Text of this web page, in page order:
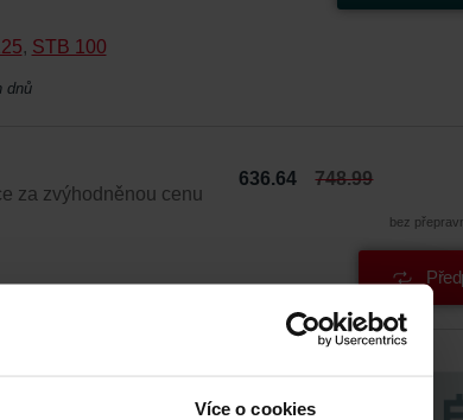
Více o cookies
, STB 100
dnů
za zvýhodněnou cenu
636.64 748.99
bez